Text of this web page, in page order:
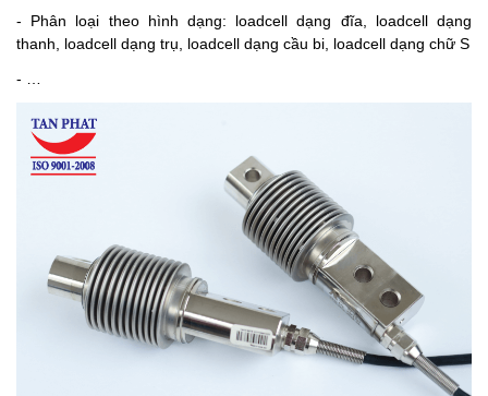
- Phân loại theo hình dạng: loadcell dạng đĩa, loadcell dạng
thanh, loadcell dạng trụ, loadcell dạng cầu bi, loadcell dạng chữ S
- …